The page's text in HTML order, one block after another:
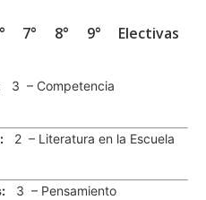
7° 8° 9° Electivas
3 – Competencia
2 – Literatura en la Escuela
3 – Pensamiento